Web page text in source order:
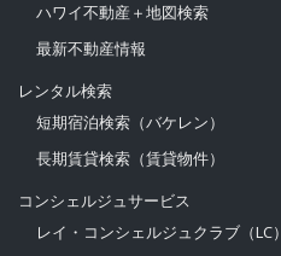
ハワイ不動産＋地図検索
最新不動産情報
レンタル検索
短期宿泊検索（バケレン）
長期賃貸検索（賃貸物件）
コンシェルジュサービス
レイ・コンシェルジュクラブ（LC）